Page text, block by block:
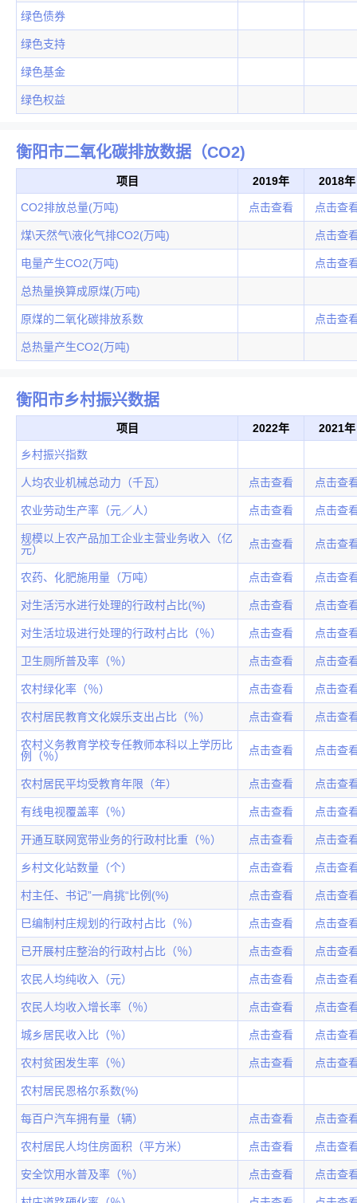
绿色债券
绿色支持
绿色基金
绿色权益
衡阳市二氧化碳排放数据（CO2)
项目 2019年 2018年
CO2排放总量(万吨) 点击查看 点击查
煤\天然气\液化气排CO2(万吨) 点击查
电量产生CO2(万吨) 点击查
总热量换算成原煤(万吨)
原煤的二氧化碳排放系数 点击查
总热量产生CO2(万吨)
衡阳市乡村振兴数据
项目 2022年 2021年
乡村振兴指数
人均农业机械总动力（千瓦） 点击查看 点击查
农业劳动生产率（元／人） 点击查看 点击查
规模以上农产品加工企业主营业务收入（亿
元）
点击查看 点击查
农药、化肥施用量（万吨） 点击查看 点击查
对生活污水进行处理的行政村占比(%) 点击查看 点击查
对生活垃圾进行处理的行政村占比（％） 点击查看 点击查
卫生厕所普及率（％） 点击查看 点击查
农村绿化率（％） 点击查看 点击查
农村居民教育文化娱乐支出占比（％） 点击查看 点击查
农村义务教育学校专任教师本科以上学历比
例（％）
点击查看 点击查
农村居民平均受教育年限（年） 点击查看 点击查
有线电视覆盖率（％） 点击查看 点击查
开通互联网宽带业务的行政村比重（％） 点击查看 点击查
乡村文化站数量（个） 点击查看 点击查
村主任、书记”一肩挑“比例(%) 点击查看 点击查
巳编制村庄规划的行政村占比（％） 点击查看 点击查
已开展村庄整治的行政村占比（％） 点击查看 点击查
农民人均纯收入（元） 点击查看 点击查
农民人均收入增长率（％） 点击查看 点击查
城乡居民收入比（％） 点击查看 点击查
农村贫困发生率（％） 点击查看 点击查
农村居民恩格尔系数(%)
每百户汽车拥有量（辆） 点击查看 点击查
农村居民人均住房面积（平方米） 点击查看 点击查
安全饮用水普及率（％） 点击查看 点击查